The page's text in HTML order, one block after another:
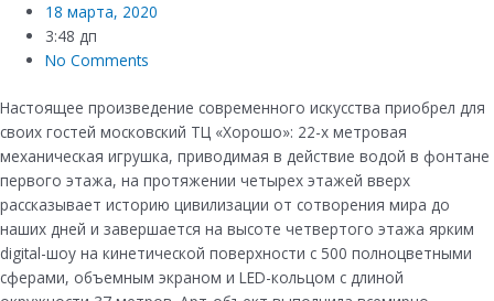
18 марта, 2020
3:48 дп
No Comments
Настоящее произведение современного искусства приобрел для
своих гостей московский ТЦ «Хорошо»: 22-х метровая
механическая игрушка, приводимая в действие водой в фонтане
первого этажа, на протяжении четырех этажей вверх
рассказывает историю цивилизации от сотворения мира до
наших дней и завершается на высоте четвертого этажа ярким
digital-шоу на кинетической поверхности с 500 полноцветными
сферами, объемным экраном и LED-кольцом с длиной